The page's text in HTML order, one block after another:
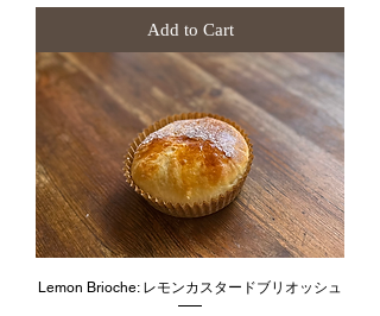
Add to Cart
Lemon Brioche: レモンカスタードブリオッシュ